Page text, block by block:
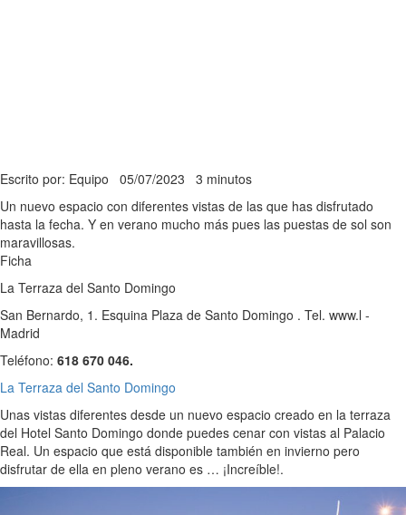
Escrito por: Equipo 05/07/2023 3 minutos
Un nuevo espacio con diferentes vistas de las que has disfrutado
hasta la fecha. Y en verano mucho más pues las puestas de sol son
maravillosas.
Ficha
La Terraza del Santo Domingo
San Bernardo, 1. Esquina Plaza de Santo Domingo . Tel. www.l -
Madrid
Teléfono: 618 670 046.
La Terraza del Santo Domingo
Unas vistas diferentes desde un nuevo espacio creado en la terraza
del Hotel Santo Domingo donde puedes cenar con vistas al Palacio
Real. Un espacio que está disponible también en invierno pero
disfrutar de ella en pleno verano es … ¡Increíble!.